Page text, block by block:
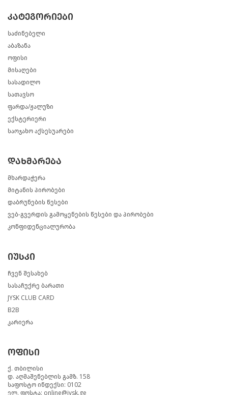
კატეგორიები
საძინებელი
აბაზანა
ოფისი
მისაღები
სასადილო
სათავსო
ფარდა/ჟალუზი
ექსტერიერი
საოჯახო აქსესუარები
დახმარება
მხარდაჭერა
მიტანის პირობები
დაბრუნების წესები
ვებ-გვერდის გამოყენების წესები და პირობები
კონფიდენციალურობა
იუსკი
ჩვენ შესახებ
სასაჩუქრე ბარათი
JYSK CLUB CARD
B2B
კარიერა
ოფისი
ქ. თბილისი
დ. აღმაშენებლის გამზ. 158
საფოსტო ინდექსი: 0102
ელ. ფოსტა: online@jysk.ge